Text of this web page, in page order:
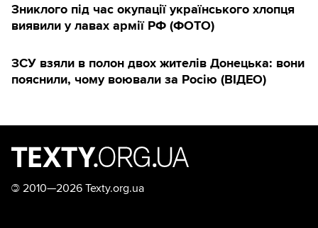
Зниклого під час окупації українського хлопця
виявили у лавах армії РФ (ФОТО)
ЗСУ взяли в полон двох жителів Донецька: вони
пояснили, чому воювали за Росію (ВІДЕО)
© 2010—2026 Texty.org.ua